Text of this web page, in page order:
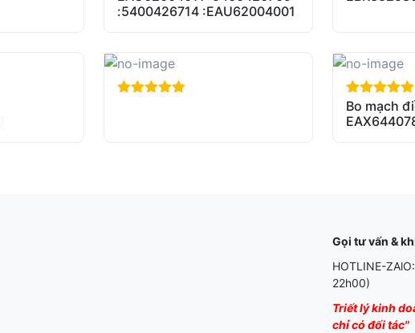
:5400426714 :EAU62004001
out of 5
Bo mạch
Gọi tư vấn &
HOTLINE-
22h00)
Triết lý kinh
chỉ có đối tác"